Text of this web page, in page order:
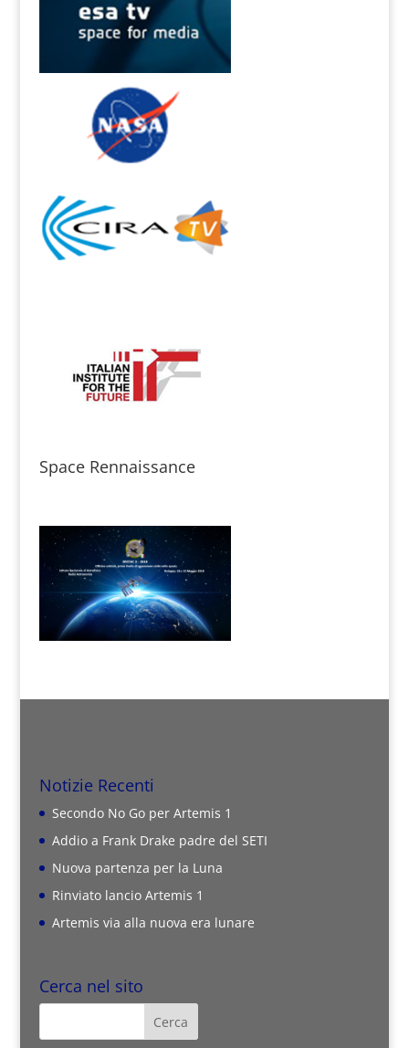
Space Rennaissance
Notizie Recenti
Secondo No Go per Artemis 1
Addio a Frank Drake padre del SETI
Nuova partenza per la Luna
Rinviato lancio Artemis 1
Artemis via alla nuova era lunare
Cerca nel sito